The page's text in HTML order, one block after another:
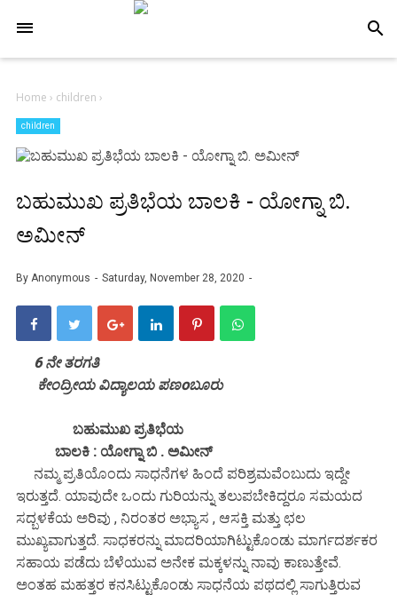
search
Home › children ›
children
ಬಹುಮುಖ ಪ್ರತಿಭೆಯ ಬಾಲಕಿ - ಯೋಗ್ನಾ ಬಿ.
ಅಮೀನ್
By Anonymous Saturday, November 28, 2020
6 ನೇ ತರಗತಿ
ಕೇಂದ್ರೀಯ ವಿದ್ಯಾಲಯ ಪಣoಬೂರು
ಬಹುಮುಖ ಪ್ರತಿಭೆಯ
ಬಾಲಕಿ : ಯೋಗ್ನಾ ಬಿ . ಅಮೀನ್
ನಮ್ಮ ಪ್ರತಿಯೊಂದು ಸಾಧನೆಗಳ ಹಿಂದೆ ಪರಿಶ್ರಮವೆಂಬುದು ಇದ್ದೇ
ಇರುತ್ತದೆ. ಯಾವುದೇ ಒಂದು ಗುರಿಯನ್ನು ತಲುಪಬೇಕಿದ್ದರೂ ಸಮಯದ
ಸದ್ಬಳಕೆಯ ಅರಿವು , ನಿರಂತರ ಅಭ್ಯಾಸ , ಆಸಕ್ತಿ ಮತ್ತು ಛಲ
ಮುಖ್ಯವಾಗುತ್ತದೆ. ಸಾಧಕರನ್ನು ಮಾದರಿಯಾಗಿಟ್ಟುಕೊಂಡು ಮಾರ್ಗದರ್ಶಕರ
ಸಹಾಯ ಪಡೆದು ಬೆಳೆಯುವ ಅನೇಕ ಮಕ್ಕಳನ್ನು ನಾವು ಕಾಣುತ್ತೇವೆ.
ಅಂತಹ ಮಹತ್ತರ ಕನಸಿಟ್ಟುಕೊಂಡು ಸಾಧನೆಯ ಪಥದಲ್ಲಿ ಸಾಗುತ್ತಿರುವ